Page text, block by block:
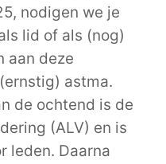
nodigen we je
lid of als (nog)
aan deze
astma.
de ochtend is de
(ALV) en is
leden. Daarna